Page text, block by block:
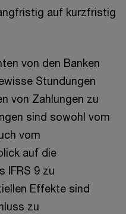
auf kurzfristig
von den Banken
Stundungen
von Zahlungen zu
sind sowohl vom
vom
auf die
IFRS 9 zu
Effekte sind
zu